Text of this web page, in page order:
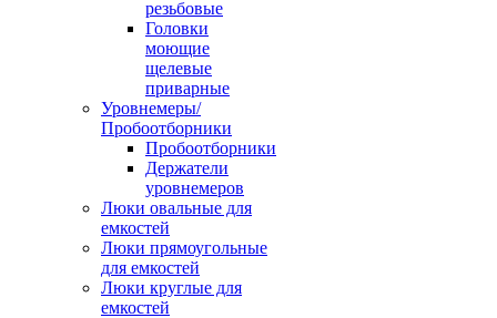
резьбовые
Головки
моющие
щелевые
приварные
Уровнемеры/
Пробоотборники
Пробоотборники
Держатели
уровнемеров
Люки овальные для
емкостей
Люки прямоугольные
для емкостей
Люки круглые для
емкостей